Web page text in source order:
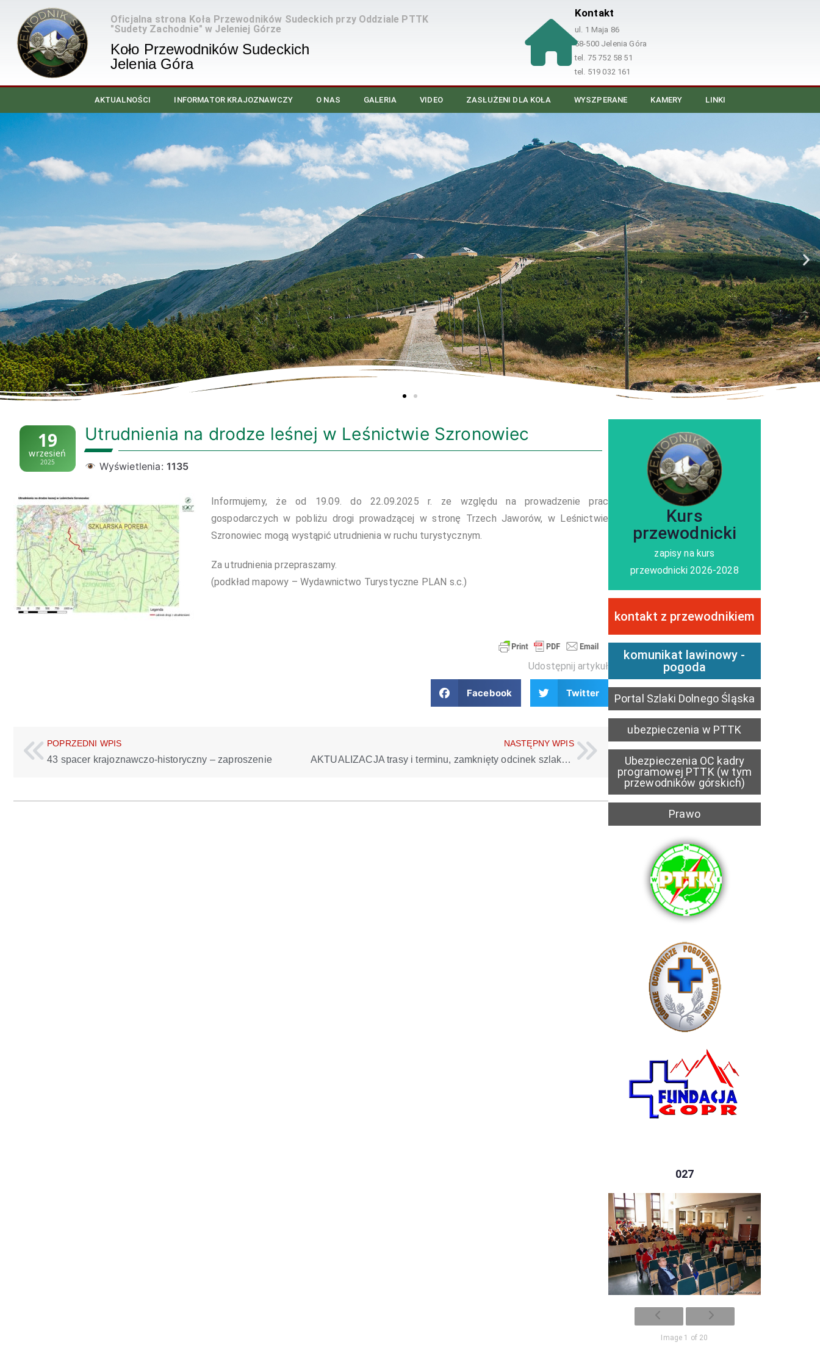
Oficjalna strona Koła Przewodników Sudeckich przy Oddziale PTTK
"Sudety Zachodnie" w Jeleniej Górze
Koło Przewodników Sudeckich
Jelenia Góra
Kontakt
ul. 1 Maja 86
58-500 Jelenia Góra
tel. 75 752 58 51
tel. 519 032 161
AKTUALNOŚCI INFORMATOR KRAJOZNAWCZY O NAS GALERIA VIDEO ZASŁUŻENI DLA KOŁA WYSZPERANE KAMERY LINKI
19
wrzesień
2025
Utrudnienia na drodze leśnej w Leśnictwie Szronowiec
Wyświetlenia: 1135
Informujemy, że od 19.09. do 22.09.2025 r. ze względu na prowadzenie prac
gospodarczych w pobliżu drogi prowadzącej w stronę Trzech Jaworów, w Leśnictwie
Szronowiec mogą wystąpić utrudnienia w ruchu turystycznym.
Za utrudnienia przepraszamy.
(podkład mapowy – Wydawnictwo Turystyczne PLAN s.c.)
Udostępnij artykuł
Facebook Twitter
POPRZEDNI WPIS
43 spacer krajoznawczo-historyczny – zaproszenie
NASTĘPNY WPIS
AKTUALIZACJA trasy i terminu, zamknięty odcinek szlaku żółtego w Leśnictwie Szronowiec
Kurs
przewodnicki
zapisy na kurs
przewodnicki 2026-2028
zobacz szczegóły
kontakt z przewodnikiem
komunikat lawinowy -
pogoda
Portal Szlaki Dolnego Śląska
ubezpieczenia w PTTK
Ubezpieczenia OC kadry
programowej PTTK (w tym
przewodników górskich)
Prawo
027
Image 1 of 20